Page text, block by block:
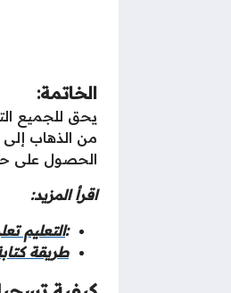
الخاتمة:
يحق للجميع
من الذهاب إلى
الحصول على
اقرأ المزيد:
:التعليم
طريقة